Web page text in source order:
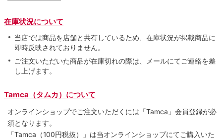
在庫状況について
当店では商品を店舗と共有しているため、在庫状況が掲載商品に
即時反映されておりません。
ご注文いただいた商品が在庫切れの際は、メールにてご連絡を差
し上げます。
Tamca（タムカ）について
オンラインショップでご注⽂いただくには「Tamca」会員登録が必
須となります。
「Tamca （100円税抜）
」は当オンラインショップにてご購⼊いた